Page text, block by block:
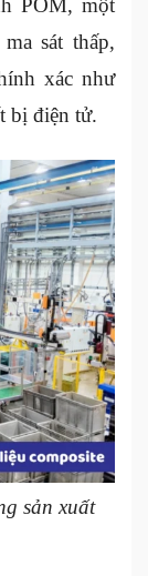
POM, một
sát thấp,
xác như
bị điện tử.
sản xuất